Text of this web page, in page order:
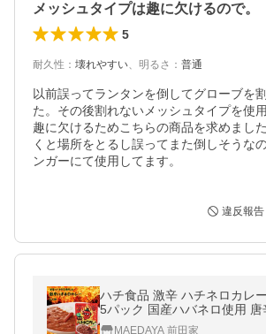
メッシュタイプは趣に欠けるので。
5
耐久性 ： 壊れやすい、 明るさ ： 普通
以前誤ってランタンを倒してグローブを
た。その後割れないメッシュタイプを使
趣に欠けるためこちらの商品を求めまし
くと場所をとるし誤ってまた倒しそうな
ンガーにて使用してます。
違反報告
ハチ食品 激辛 ハチネロカレ
5パック 国産ハバネロ使用 唐
入り 赤唐辛子 ルー レトルト
MAEDAYA 前田家